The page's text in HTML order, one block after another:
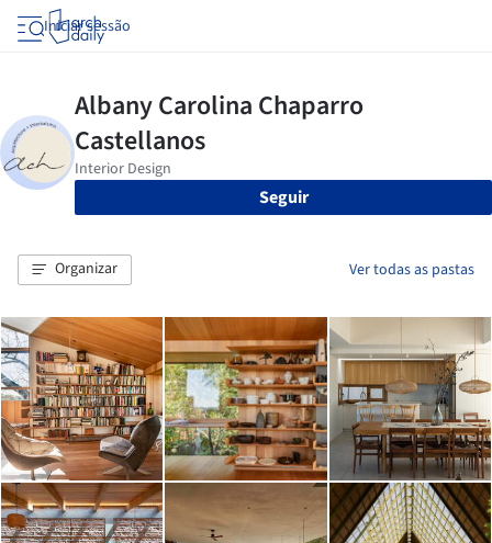
Iniciar sessão
Seguir
Organizar Ver todas as pastas